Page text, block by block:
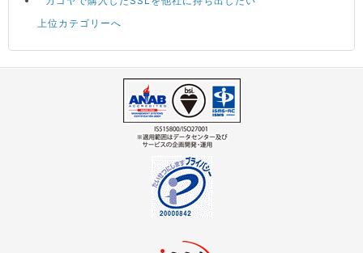
上位カテゴリーへ